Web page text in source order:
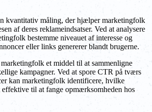
kvantitativ måling, der hjælper marketingfolk
af deres reklameindsatser. Ved at analysere
bestemme niveauet af interesse og
eller links genererer blandt brugerne.
et middel til at sammenligne
kampagner. Ved at spore CTR på tværs
kan marketingfolk identificere, hvilke
effektive til at fange opmærksomheden hos